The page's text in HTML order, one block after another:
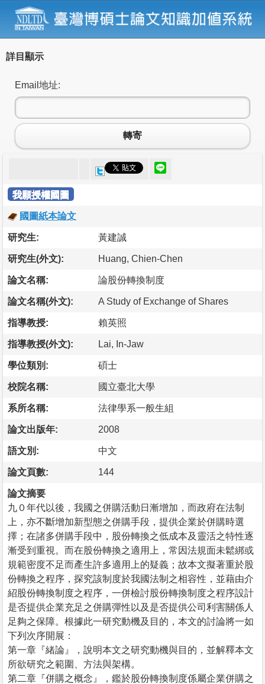
詳目顯示
Email地址:
轉寄
我願授權國圖
國圖紙本論文
研究生: 黃建誠
研究生(外文): Huang, Chien-Chen
論文名稱: 論股份轉換制度
論文名稱(外文): A Study of Exchange of Shares
指導教授: 賴英照
指導教授(外文): Lai, In-Jaw
學位類別: 碩士
校院名稱: 國立臺北大學
系所名稱: 法律學系一般生組
論文出版年: 2008
語文別: 中文
論文頁數: 144
論文摘要
九０年代以後，我國之併購活動日漸增加，而政府在法制
上，亦不斷增加新型態之併購手段，提供企業於併購時選
擇；在諸多併購手段中，股份轉換之低成本及靈活之特性逐
漸受到重視。而在股份轉換之適用上，常因法規面未鬆綁或
規範密度不足而產生許多適用上的疑義；故本文擬著重於股
份轉換之程序，探究該制度於我國法制之相容性，並藉由介
紹股份轉換制度之程序，一併檢討股份轉換制度之程序設計
是否提供企業充足之併購彈性以及是否提供公司利害關係人
足夠之保障。根據此一研究動機及目的，本文的討論將一如
下列次序開展：
第一章『緒論』，說明本文之研究動機與目的，並解釋本文
所欲研究之範圍、方法與架構。
第二章『併購之概念』，鑑於股份轉換制度係屬企業併購之